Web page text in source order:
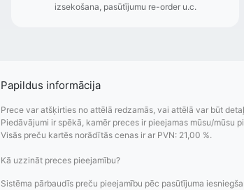
Pasūtījumu
Papildus informācija
Prece var atšķirties no attēlā redzamās, vai attēlā var būt
Piedāvājumi ir spēkā, kamēr preces ir pieejamas mūsu/mūsu
Visās preču kartēs norādītās cenas ir ar PVN: 21,00 %.
Kā uzzināt preces pieejamību?
Sistēma pārbaudīs preču pieejamību pēc pasūtījuma